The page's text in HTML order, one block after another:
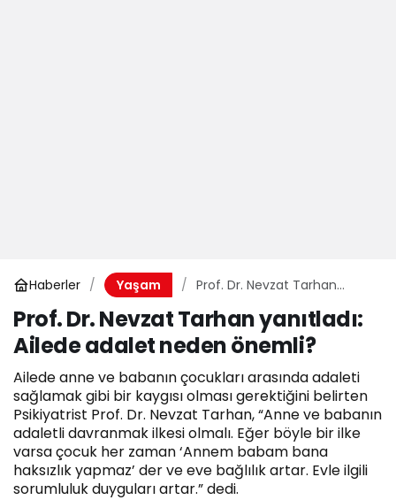
Haberler Yaşam
Prof. Dr. Nevzat Tarhan
neden önemli?
Prof. Dr. Nevzat Tarhan yanıtladı:
Ailede adalet neden önemli?
Ailede anne ve babanın çocukları arasında adaleti
sağlamak gibi bir kaygısı olması gerektiğini belirten
Psikiyatrist Prof. Dr. Nevzat Tarhan, “Anne ve babanın
adaletli davranmak ilkesi olmalı. Eğer böyle bir ilke
varsa çocuk her zaman ‘Annem babam bana
haksızlık yapmaz’ der ve eve bağlılık artar. Evle ilgili
sorumluluk duyguları artar.” dedi.